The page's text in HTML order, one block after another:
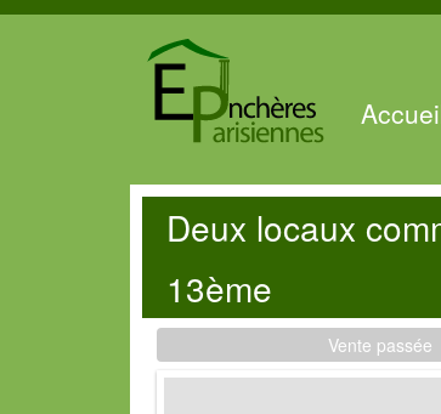
Deux locaux
13ème
Vente passée